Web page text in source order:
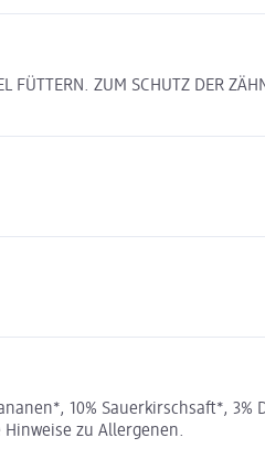
FÜTTERN. ZUM SCHUTZ DER
10% Sauerkirschsaft*, 3%
Hinweise zu Allergenen.